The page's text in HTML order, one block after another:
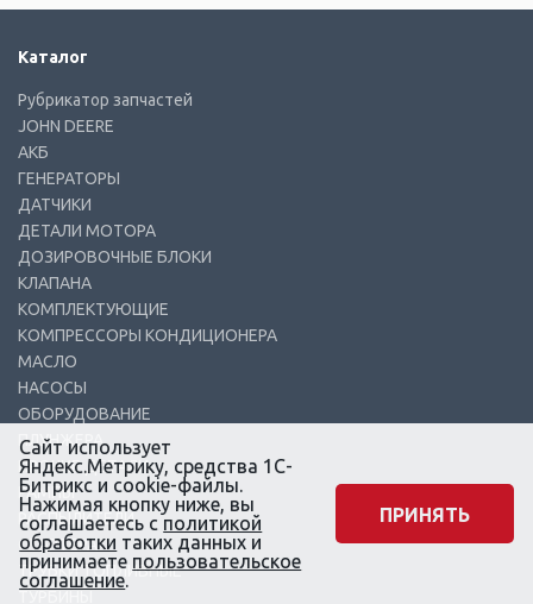
Каталог
Рубрикатор запчастей
JOHN DEERE
АКБ
ГЕНЕРАТОРЫ
ДАТЧИКИ
ДЕТАЛИ МОТОРА
ДОЗИРОВОЧНЫЕ БЛОКИ
КЛАПАНА
КОМПЛЕКТУЮЩИЕ
КОМПРЕССОРЫ КОНДИЦИОНЕРА
МАСЛО
НАСОСЫ
ОБОРУДОВАНИЕ
ПЛУНЖЕРА
ПРОЧИЕ ДЕТАЛИ
РАМПЫ
РАСПЫЛИТЕЛИ
СТАРТЕРА
ТРУБКИ ТОПЛИВНЫЕ
Сайт использует
Яндекс.Метрику, средства 1С-
Битрикс и cookie-файлы.
Нажимая кнопку ниже, вы
соглашаетесь с политикой
обработки таких данных и
принимаете пользовательское
соглашение.
ПРИНЯТЬ